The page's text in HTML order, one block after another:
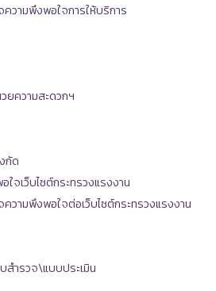
วามพึงพอใจการให้บริการ
ยความสะดวกฯ
กัด
จเว็บไซต์กระทรวงแรงงาน
วามพึงพอใจต่อเว็บไซต์กระทรวงแรงงาน
ำรวจ\แบบประเมิน